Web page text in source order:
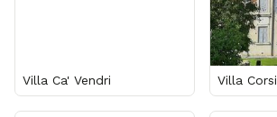
Villa Ca' Vendri Villa